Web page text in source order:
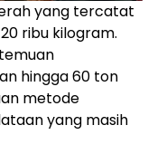
yang tercatat
ribu kilogram.
hingga 60 ton
metode
yang masih